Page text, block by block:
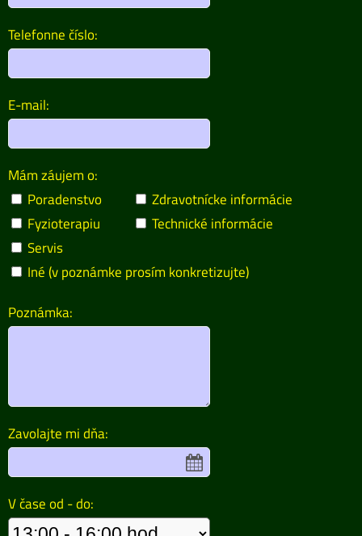
Telefonne číslo:
E-mail:
Mám záujem o:
Poradenstvo
Zdravotnícke informácie
Fyzioterapiu
Technické informácie
Servis
Iné (v poznámke prosím konkretizujte)
Poznámka:
Zavolajte mi dňa:
V čase od - do: